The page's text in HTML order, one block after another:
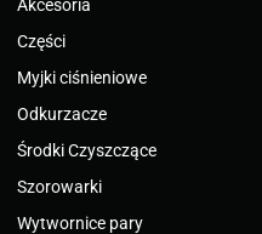
Akcesoria
Części
Myjki ciśnieniowe
Odkurzacze
Środki Czyszczące
Szorowarki
Wytwornice pary